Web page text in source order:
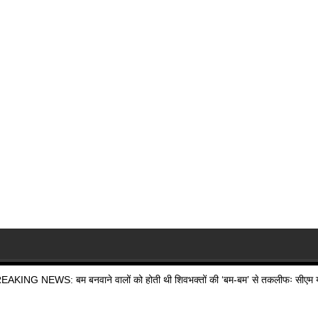
NEWS: बम बनवाने वालों को होती थी शिवभक्तों की ‘बम-बम’ से तकलीफः सीएम